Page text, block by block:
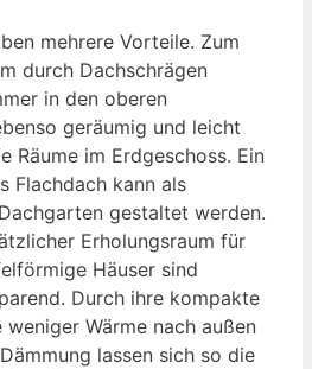
mehrere Vorteile. Zum
durch Dachschrägen
in den oberen
geräumig und leicht
Räume im Erdgeschoss. Ein
Flachdach kann als
gestaltet werden.
Erholungsraum für
Häuser sind
Durch ihre kompakte
weniger Wärme nach außen
lassen sich so die